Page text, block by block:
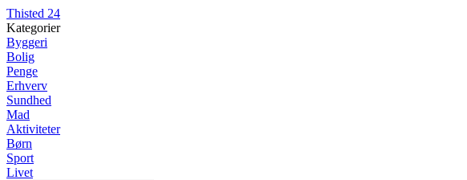
Thisted 24
Kategorier
Byggeri
Bolig
Penge
Erhverv
Sundhed
Mad
Aktiviteter
Børn
Sport
Livet